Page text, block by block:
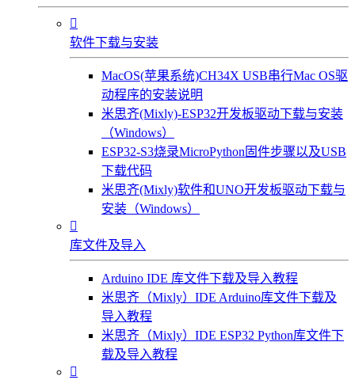

软件下载与安装
MacOS(苹果系统)CH34X USB串行Mac OS驱
动程序的安装说明
米思齐(Mixly)-ESP32开发板驱动下载与安装
（Windows）
ESP32-S3烧录MicroPython固件步骤以及USB
下载代码
米思齐(Mixly)软件和UNO开发板驱动下载与
安装（Windows）

库文件及导入
Arduino IDE 库文件下载及导入教程
米思齐（Mixly）IDE Arduino库文件下载及
导入教程
米思齐（Mixly）IDE ESP32 Python库文件下
载及导入教程
